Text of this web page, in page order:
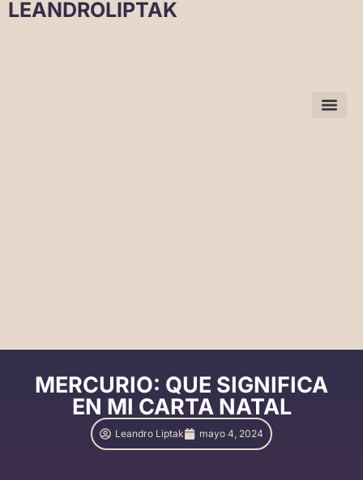
LEANDROLIPTAK
MERCURIO: QUE SIGNIFICA
EN MI CARTA NATAL
Leandro Liptak mayo 4, 2024